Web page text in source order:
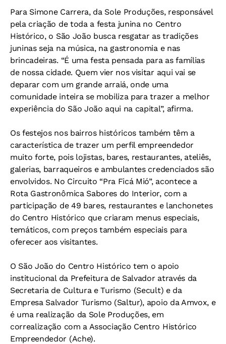
Para Simone Carrera, da Sole Produções, responsável
pela criação de toda a festa junina no Centro
Histórico, o São João busca resgatar as tradições
juninas seja na música, na gastronomia e nas
brincadeiras. “É uma festa pensada para as famílias
de nossa cidade. Quem vier nos visitar aqui vai se
deparar com um grande arraiá, onde uma
comunidade inteira se mobiliza para trazer a melhor
experiência do São João aqui na capital”, afirma.
Os festejos nos bairros históricos também têm a
característica de trazer um perfil empreendedor
muito forte, pois lojistas, bares, restaurantes, ateliês,
galerias, barraqueiros e ambulantes credenciados são
envolvidos. No Circuito “Pra Ficá Mió”, acontece a
Rota Gastronômica Sabores do Interior, com a
participação de 49 bares, restaurantes e lanchonetes
do Centro Histórico que criaram menus especiais,
temáticos, com preços também especiais para
oferecer aos visitantes.
O São João do Centro Histórico tem o apoio
institucional da Prefeitura de Salvador através da
Secretaria de Cultura e Turismo (Secult) e da
Empresa Salvador Turismo (Saltur), apoio da Amvox, e
é uma realização da Sole Produções, em
correalização com a Associação Centro Histórico
Empreendedor (Ache).